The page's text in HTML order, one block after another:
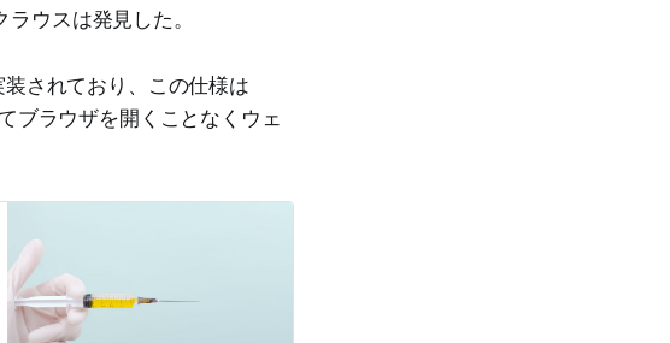
ウスは発見した。
されており、この仕様は
ブラウザを開くことなくウェ